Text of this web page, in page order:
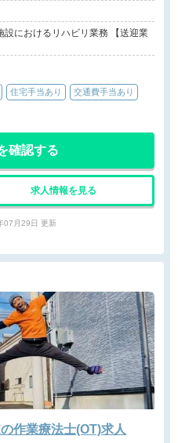
設におけるリハビリ業務 【送迎業
住宅手当あり 交通費手当あり
確認する
求人情報を見る
07月29日 更新
作業療法士(OT)求人